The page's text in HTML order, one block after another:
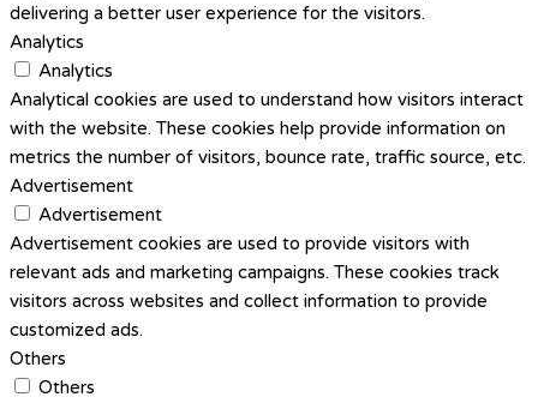
delivering a better user experience for the visitors.
Analytics
Analytics
Analytical cookies are used to understand how visitors interact
with the website. These cookies help provide information on
metrics the number of visitors, bounce rate, traffic source, etc.
Advertisement
Advertisement
Advertisement cookies are used to provide visitors with
relevant ads and marketing campaigns. These cookies track
visitors across websites and collect information to provide
customized ads.
Others
Others